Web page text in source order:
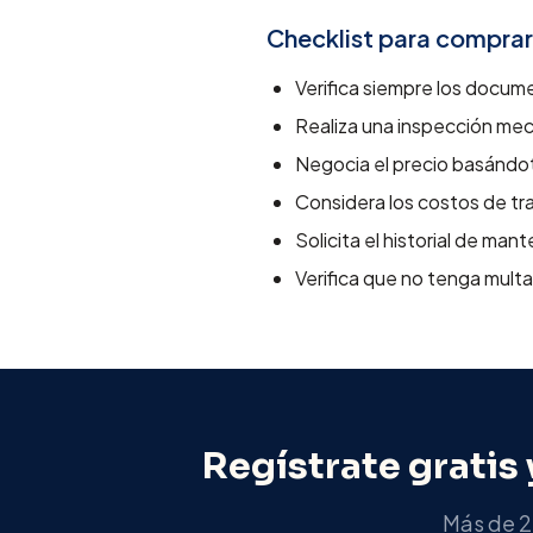
Checklist para
Verifica siempre los
Realiza una inspección
Negocia el precio
Considera los costos de
Solicita el historial de
Verifica que no tenga
Regístrate gratis
Más de